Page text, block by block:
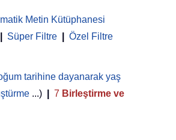
Metin Kütüphanesi
Süper Filtre
Özel Filtre
tarihine dayanarak yaş
...) 7 Birleştirme ve